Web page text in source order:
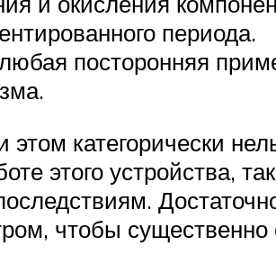
периода.
посторонняя
категорически
этого устройства,
чтобы существенно